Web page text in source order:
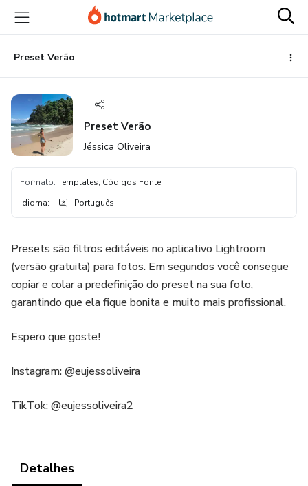
para
conteúdo
principal
para
pagamento
para
rodapé
Preset Verão
Preset Verão
Jéssica Oliveira
Formato: Templates, Códigos Fonte
Idioma: Português
Presets são filtros editáveis no aplicativo Lightroom
(versão gratuita) para fotos. Em segundos você consegue
copiar e colar a predefinição do preset na sua foto,
garantindo que ela fique bonita e muito mais profissional.
Espero que goste!
Instagram: @eujessoliveira
TikTok: @eujessoliveira2
Detalhes